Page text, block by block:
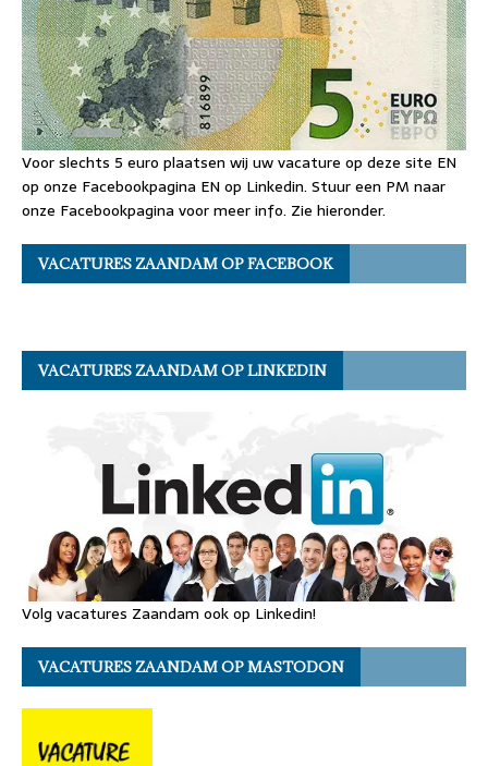
Voor slechts 5 euro plaatsen wij uw vacature op deze site EN
op onze Facebookpagina EN op Linkedin. Stuur een PM naar
onze Facebookpagina voor meer info. Zie hieronder.
VACATURES ZAANDAM OP FACEBOOK
VACATURES ZAANDAM OP LINKEDIN
Volg vacatures Zaandam ook op Linkedin!
VACATURES ZAANDAM OP MASTODON